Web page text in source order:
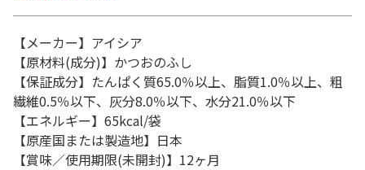
【メーカー】アイシア
【原材料(成分)】かつおのふし
【保証成分】たんぱく質65.0％以上、脂質1.0％以上、粗
繊維0.5％以下、灰分8.0％以下、水分21.0％以下
【エネルギー】65kcal/袋
【原産国または製造地】日本
【賞味／使用期限(未開封)】12ヶ月